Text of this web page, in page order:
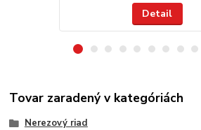
Detail
Tovar zaradený v kategóriách
Nerezový riad